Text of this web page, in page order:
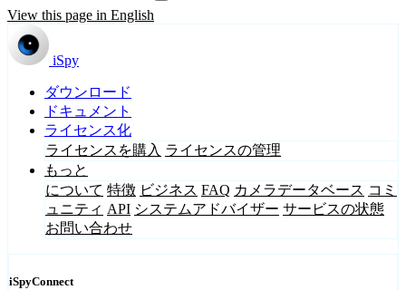
View this page in English
iSpy
ダウンロード
ドキュメント
ライセンス化
ライセンスを購入 ライセンスの管理
もっと
について 特徴 ビジネス FAQ カメラデータベース コミ
ュニティ API システムアドバイザー サービスの状態
お問い合わせ
iSpyConnect